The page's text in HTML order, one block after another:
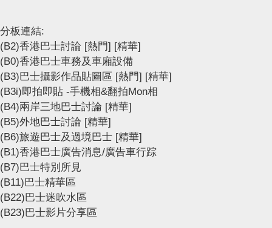
分板連結:
(B2)香港巴士討論 [熱門] [精華]
(B0)香港巴士車務及車廂設備
(B3)巴士攝影作品貼圖區 [熱門] [精華]
(B3i)即拍即貼 -手機相&翻拍Mon相
(B4)兩岸三地巴士討論 [精華]
(B5)外地巴士討論 [精華]
(B6)旅遊巴士及過境巴士 [精華]
(B1)香港巴士廣告消息/廣告車行踪
(B7)巴士特別所見
(B11)巴士精華區
(B22)巴士迷吹水區
(B23)巴士影片分享區